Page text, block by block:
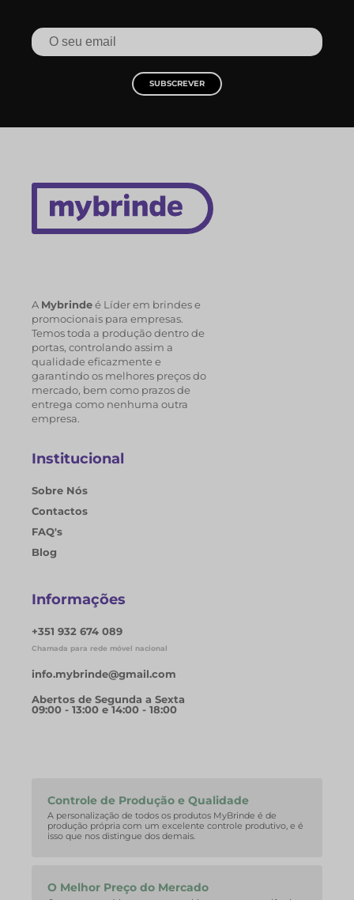
SUBSCREVER
A Mybrindeé Líder em brindes e
promocionais para empresas.
Temos toda a produção dentro de
portas, controlando assim a
qualidade eficazmente e
garantindo os melhores preços do
mercado, bem como prazos de
entrega como nenhuma outra
empresa.
Institucional
Sobre Nós
Contactos
FAQ's
Blog
Informações
+351 932 674 089
Chamada para rede móvel nacional
info.mybrinde@gmail.com
Abertos de Segunda a Sexta
09:00 - 13:00 e 14:00 - 18:00
Controle de Produção e Qualidade
A personalização de todos os produtos MyBrinde é de
produção própria com um excelente controle produtivo, e é
isso que nos distingue dos demais.
O Melhor Preço do Mercado